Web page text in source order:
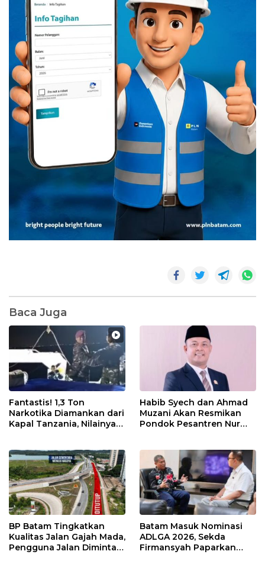
Baca Juga
Fantastis! 1,3 Ton
Narkotika Diamankan dari
Kapal Tanzania, Nilainya
Habib Syech dan Ahmad
Muzani Akan Resmikan
Pondok Pesantren Nur
BP Batam Tingkatkan
Kualitas Jalan Gajah Mada,
Pengguna Jalan Diminta
Batam Masuk Nominasi
ADLGA 2026, Sekda
Firmansyah Paparkan